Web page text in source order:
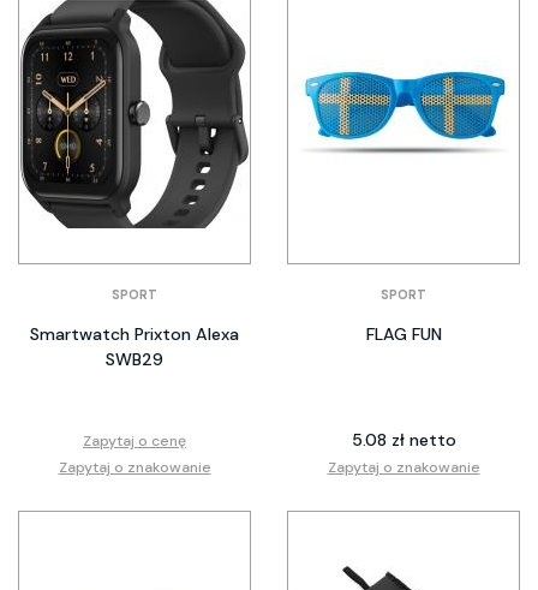
SPORT
Smartwatch Prixton Alexa
SWB29
Zapytaj o cenę
Zapytaj o znakowanie
SPORT
FLAG FUN
5.08 zł netto
Zapytaj o znakowanie